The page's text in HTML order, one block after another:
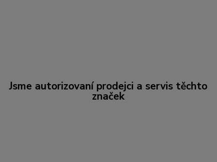
Jsme autorizovaní prodejci a servis těchto
značek